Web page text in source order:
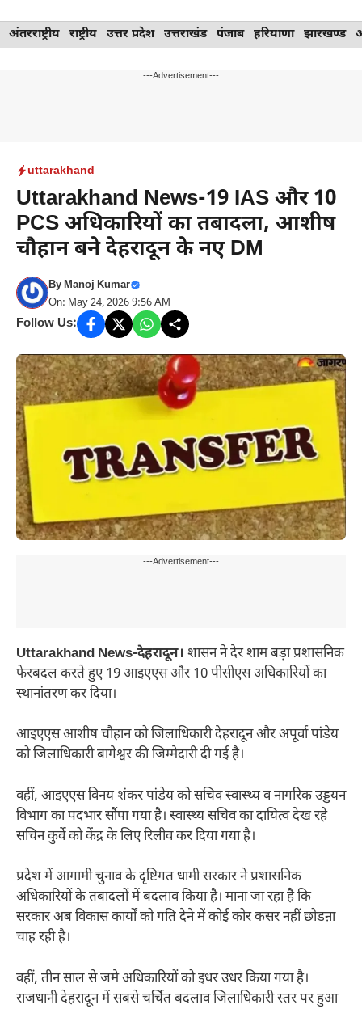
Skip
to
अंतरराष्ट्रीय राष्ट्रीय उत्तर प्रदेश उत्तराखंड पंजाब हरियाणा झारखण्ड
---Advertisement---
uttarakhand
Uttarakhand News-19 IAS और 10
PCS अधिकारियों का तबादला, आशीष
चौहान बने देहरादून के नए DM
ByManoj Kumar
On: May 24, 2026 9:56 AM
Follow Us:
---Advertisement---
Uttarakhand News-देहरादून। शासन ने देर शाम बड़ा प्रशासनिक
फेरबदल करते हुए 19 आइएएस और 10 पीसीएस अधिकारियों का
स्थानांतरण कर दिया।
आइएएस आशीष चौहान को जिलाधिकारी देहरादून और अपूर्वा पांडेय
को जिलाधिकारी बागेश्वर की जिम्मेदारी दी गई है।
वहीं, आइएएस विनय शंकर पांडेय को सचिव स्वास्थ्य व नागरिक उड्डयन
विभाग का पदभार सौंपा गया है। स्वास्थ्य सचिव का दायित्व देख रहे
सचिन कुर्वे को केंद्र के लिए रिलीव कर दिया गया है।
प्रदेश में आगामी चुनाव के दृष्टिगत धामी सरकार ने प्रशासनिक
अधिकारियों के तबादलों में बदलाव किया है। माना जा रहा है कि
सरकार अब विकास कार्यों को गति देने में कोई कोर कसर नहीं छोडऩा
चाह रही है।
वहीं, तीन साल से जमे अधिकारियों को इधर उधर किया गया है।
राजधानी देहरादून में सबसे चर्चित बदलाव जिलाधिकारी स्तर पर हुआ